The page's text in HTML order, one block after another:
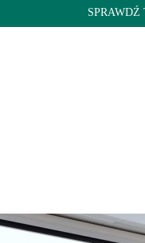
SPRAWDŹ